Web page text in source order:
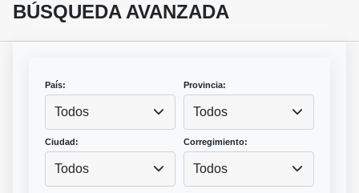
BÚSQUEDA AVANZADA
País:
Todos
Provincia:
Todos
Ciudad:
Todos
Corregimiento:
Todos